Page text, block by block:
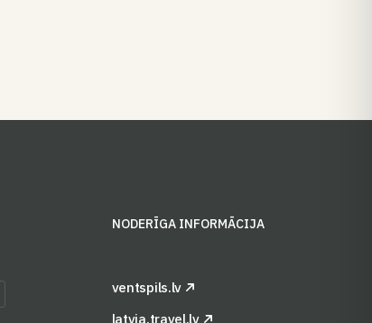
NODERĪGA INFORMĀCIJA
ventspils.lv
latvia.travel.lv